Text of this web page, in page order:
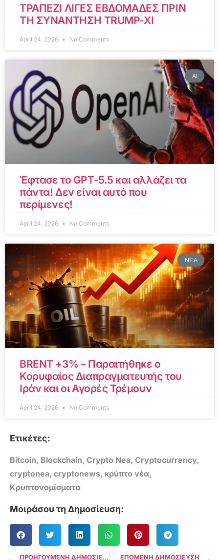
ΤΡΑΠΕΖΙ ΛΙΓΕΣ ΕΒΔΟΜΑΔΕΣ ΠΡΙΝ
ΤΗ ΣΥΝΑΝΤΗΣΗ TRUMP-XI
April 24, 2026 No Comments
AI
Έφτασε το GPT-5.5 και αλλάζει τα
πάντα! Δεν είναι αυτό που
περίμενες!
April 24, 2026 No Comments
ΝΈΑ
BRENT +3% – Παραιτήθηκε ο
Κορυφαίος Διαπραγματευτής του
Ιράν και οι Αγορές Τρέμουν
April 24, 2026 No Comments
Ετικέτες:
Bitcoin, Blockchain, Crypto Nea, Cryptocurrency,
cryptonea, cryptonews, κρύπτο νέα,
Κρυπτονομίσματα
Μοιράσου τη Δημοσίευση:
ΠΡΟΗΓΟΥΜΕΝΗ ΔΗΜΟΣΙΕΥΣΗ ΕΠΟΜΕΝΗ ΔΗΜΟΣΙΕΥΣΗ